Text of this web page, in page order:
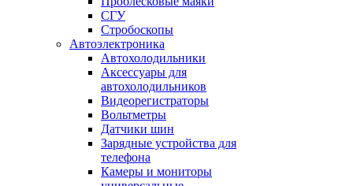
СГУ
Стробоскопы
Автоэлектроника
Автохолодильники
Аксессуары для
автохолодильников
Видеорегистраторы
Вольтметры
Датчики шин
Зарядные устройства для
телефона
Камеры и мониторы